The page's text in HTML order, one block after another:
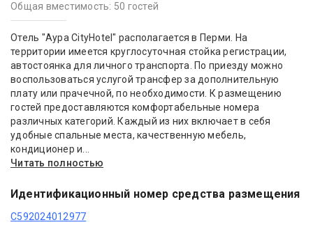
Общая вместимость: 50 гостей
Отель "Аура CityHotel" располагается в Перми. На
территории имеется круглосуточная стойка регистрации,
автостоянка для личного транспорта. По приезду можно
воспользоваться услугой трансфер за дополнительную
плату или прачечной, по необходимости. К размещению
гостей предоставляются комфортабельные номера
различных категорий. Каждый из них включает в себя
удобные спальные места, качественную мебель,
кондиционер и...
Читать полностью
Идентификационный номер средства размещения
С592024012977